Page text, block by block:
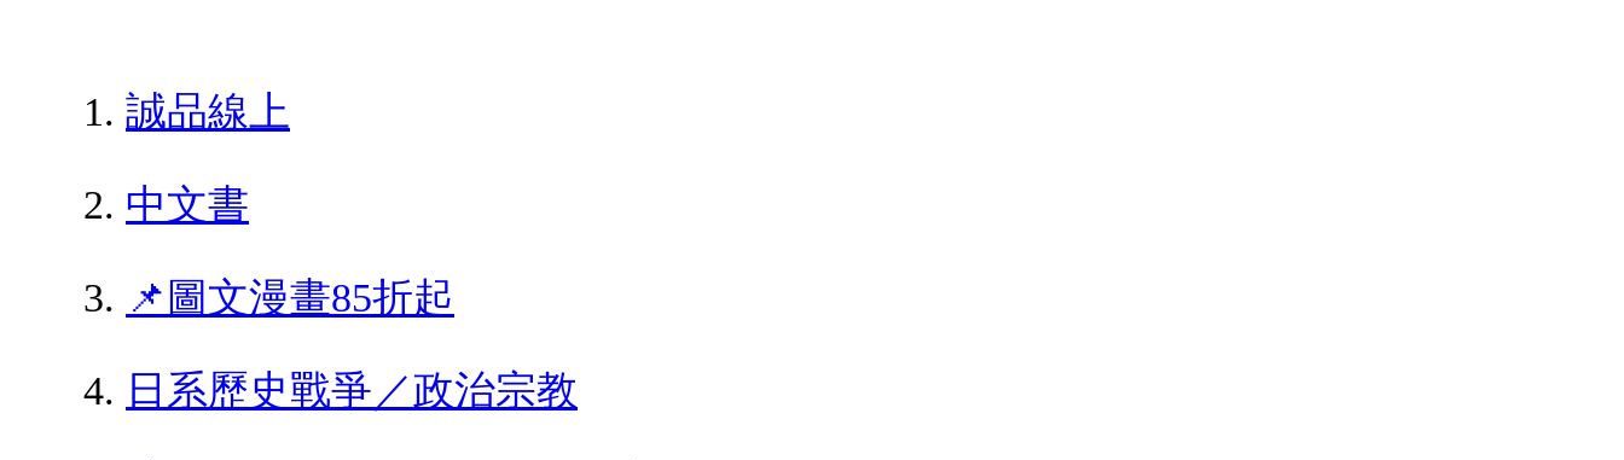
誠品線上
中文書
📌圖文漫畫85折起
日系歷史戰爭／政治宗教